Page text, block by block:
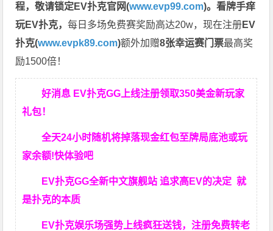
程，敬请锁定EV扑克官网(www.evp99.com)。看牌手痒
玩EV扑克，每日多场免费赛奖励高达20w，现在注册EV
扑克(www.evpk89.com)额外加赠8张幸运赛门票最高奖
励1500倍！
好消息 EV扑克GG上线注册领取350美金新玩家
礼包！
全天24小时随机将掉落现金红包至牌局底池或玩
家余额!快体验吧
EV扑克GG全新中文旗舰站 追求高EV的决定就
是扑克的本质
EV扑克娱乐场强势上线疯狂送钱，注册免费转老